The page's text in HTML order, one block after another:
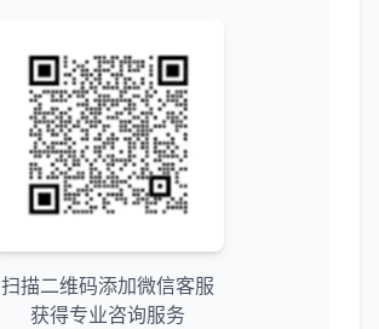
扫描二维码添加微信客服
获得专业咨询服务